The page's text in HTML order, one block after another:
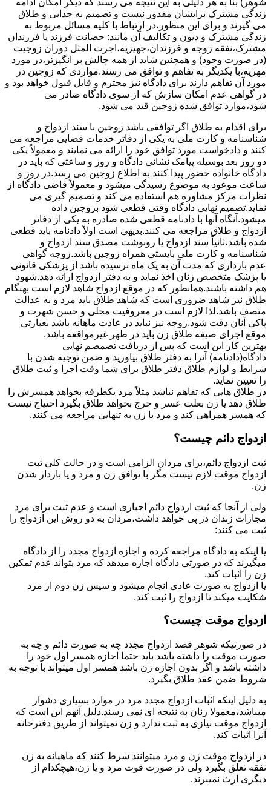
شوهر) بنا به هر دلیلی به این نتیجه می رسند که دیگر امکان ادامه
زندگی مشترک برایشان مقدور نیست و تصمیم به جدایی و طلاق
می گیرند و برای این منظور،در ارتباط با کلیه مسائل مربوط به
زندگی مشترک و دیون و تکالیف آن مانند: حضانت فرزند یا فرزندان
مشترک،نفقه زوجه و فرزندان،جهیزیه،اجرت المثل دوران زوجیت
(در صورت وجود) و همچنین شاید از همه چالش بر انگیزتر،در مورد
مهریه،با یکدیگر به تفاهم و توافق می رسند.مواردی که زوجین در
مورد آن تفاهم دارند برای دادگاه نیز محترم و قابل قبول خواهد بود و
در گواهی عدم امکان سازش که از سوی دادگاه صادر می
شود،موارد توافق شده زوجین قید می شود.
برای اقدام به طلاق اگر توافقی باشد زوجین با سند ازدواج و
شناسنامه و کارت ملی به یکی از دفاتر خدمات قضایی مراجعه می
کنند و دادخواست مورد توافق خود را ارائه می نمایند و معمولاً یکی
دو روز بعد بوسیله پیامک نشانی دادگاه و روز و ساعتی که باید در
دادگاه خانواده حضور پیدا کنند به اطلاع زوجین می رسد.در روز و
ساعت موعود به موضوع رسیدگی میشود و معمولاً قاضی دادگاه از
نظرات مرکز مشاوره هم استفاده می کند و تصمیم گیری می
نماید.تصمیم نهایی دادگاه وقتی قطعی شود بزوجین داده
میشود.آنگاه آنها با دادنامه قطعی شده صادره به یکی از دفاتر
ازدواج و طلاق مراجعه می کنند.بدیهی است اولاً دادنامه باید قطعی
شده باشد،ثانیاً سند ازدواج یا رونوشت مصدق سند ازدواج و
شناسنامه و کارت ملی بایستی همراه زوجین باشد.زوجه گواهی
عدم بارداری که مدت آن به یک ماه نرسیده باشد از پزشکی قانونی
یا پزشک متخصص زنان اخذ نماید و به دفتر ازدواج ارائه دهد.شهود
هم داشته باشند.همانطور که در موقع ازدواج شاهد لازم است بهنگام
طلاق نیز شاهد ضروری است که شاهد طلاق باید مرد و به عدالت
متصف باشد.لذا لازم است در معروفیت محلی و حسن شهرت و
پاکی آنان دقت شود.زوجه نیز نباید در عادت ماهانه باشد بعبارتی
موقع اجرای صیغه طلاق زن باید در طهر غیرمواقعه باشد.
بهترین کار این است که پس از دریافت تصمصم نهایی
دادگاه(دادنامه) آنرا به دفتر طلاق بیاورید و ضمن توجیه شدن با
شرایط و لوازم طلاق دفتر طلاق برای شما وقت اجرا و ثبت طلاق
را تعیین نماید.
در طلاق هایی که تفاهم نباشد مثلاً مرد یکطرفه بخواهد همسرش را
طلاق دهد یا زن بعلت عسر و حرج بخواهد طلاق بگیرد احتیاج نیست
که همسر همراهی کند و مرد یا زن به تنهایی مراجعه می کنند.
ازدواج دائم چیست؟
ثبت ازدواج دائم،برای مردان الزامی است و در حالت کلی ثبت
ازدواج موقت لازم نیست مگر با توافق زن و مرد و یا باردار شدن
زن.
ولی از آنجا که ثبت ازدواج دائم اجباری است و عدم ثبت برای مرد
مجازات زندان در پی خواهد داشت،مردان به دو روش این ازدواج را
ثبت می کنند:
یا اینکه به دادگاه مراجعه کرده و اجازه ازدواج مجدد را از دادگاه
میگیرند که در صورتی دادگاه اجازه میدهد که مرد بتواند عدم تمکین
زن را اثبات کند.
یا ازدواج به صورت عادی انجام میشود و سپس زن دوم از مرد
شکایت میکند تا ازدواج را ثبت کند.
ازدواج موقت چیست؟
در صورتیکه شوهر قصد ازدواج مجدد چه به صورت دائم و چه به
صورت موقت را داشته باشد باید حتما اجازه همسر اول خود را
داشته باشد و اگر بدون اجازه زن باشد همسر اول میتواند با توجه به
شروط ضمن عقد طلاق بگیرد.
به دلیل اینکه اثبات ازدواج مجدد مرد در موارد بسیاری دشوار
میباشد،معمولا زنان به نتیجه ای نمی رسند.دلیل آنهم این است که
ازدواج موقت نیازی به ثبت ندارد و زن نمیتواند از طریق دفترخانه
آنرا اثبات کند.
در ازدواج موقت زن و مرد میتوانند شرط کنند که ماهیانه به زن
نفقه تعلق بگیرد ولی در صورت فوت مرد و یا زن،هیچکدام از
دیگری ارث نمیبرند.